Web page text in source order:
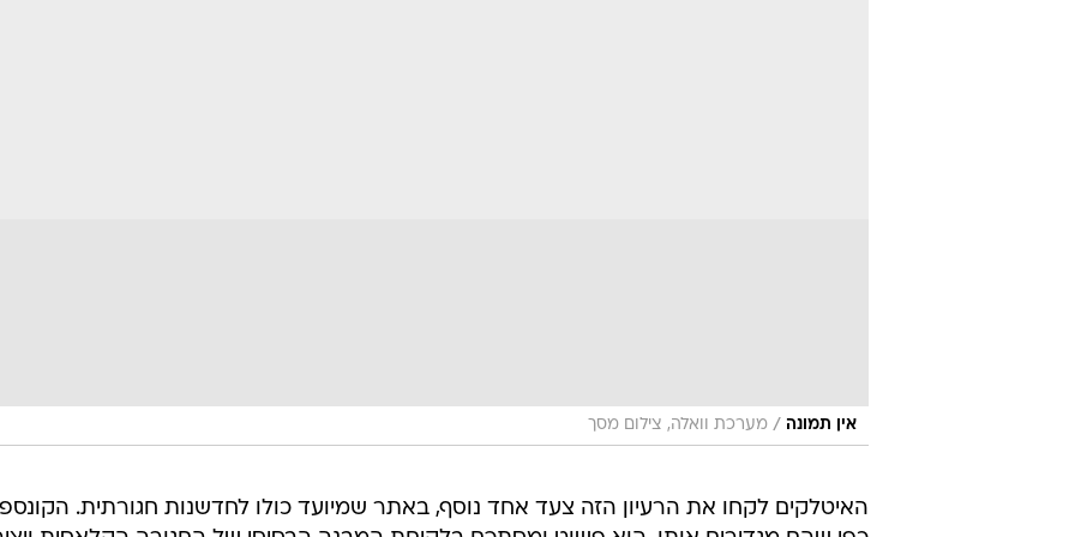
אין תמונה / מערכת וואלה, צילום מסך
האיטלקים לקחו את הרעיון הזה צעד אחד נוסף, באתר שמיועד כולו לחדשנות חגורתית.